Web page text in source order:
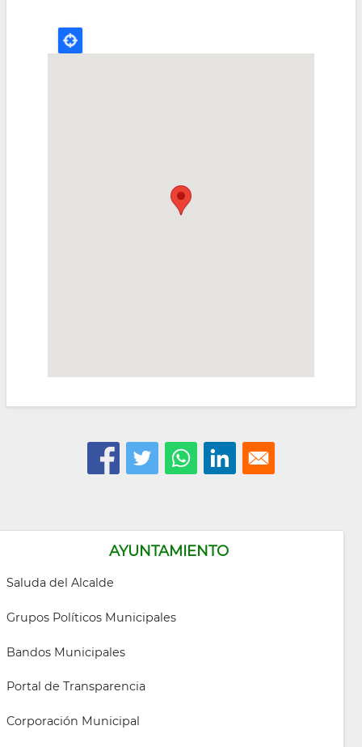
AYUNTAMIENTO
Saluda del Alcalde
Grupos Políticos Municipales
Bandos Municipales
Portal de Transparencia
Corporación Municipal